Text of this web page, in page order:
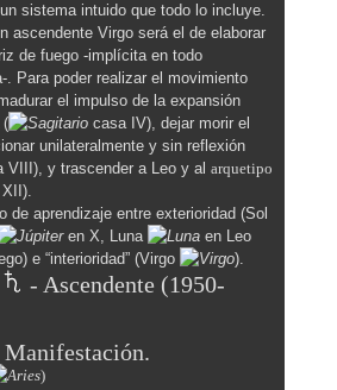
sistema intuido que todo lo incluye.
ascendente Virgo será el de elaborar
de fuego -implícita en todo
. Para poder realizar el movimiento
el impulso de la expansión
(
casa IV), dejar morir el
unilateralmente y sin reflexión
VIII), y trascender a Leo y al arquetipo
de aprendizaje entre exterioridad (Sol
en X, Luna
en Leo
e “interioridad” (Virgo
).
- Ascendente (1950-
Manifestación.
)